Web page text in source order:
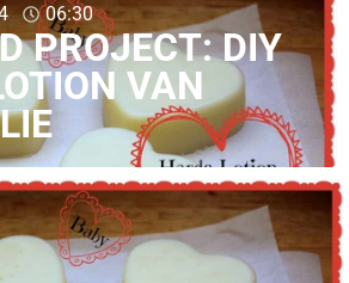
06:30
PROJECT: DIY
VAN